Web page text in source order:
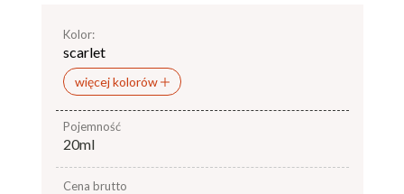
Kolor:
scarlet
więcej kolorów
pojemność
20ml
Cena brutto